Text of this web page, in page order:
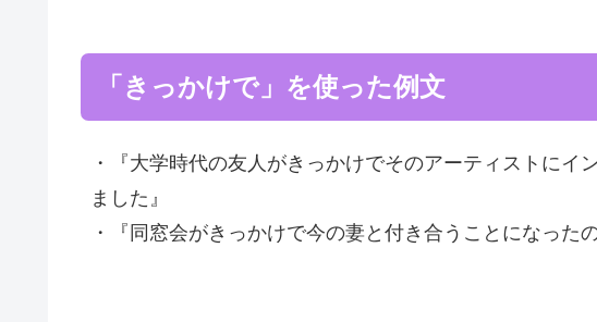
「きっかけで」を使った例文
・『大学時代の友人がきっかけでそのアーティストにイ
ました』
・『同窓会がきっかけで今の妻と付き合うことになった